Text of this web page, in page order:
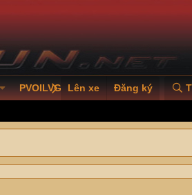
PVOILVGC2026
Lên xe Đăng ký